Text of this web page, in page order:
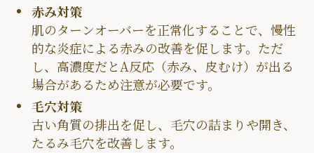
赤み対策
肌のターンオーバーを正常化することで、慢性
的な炎症による赤みの改善を促します。ただ
し、高濃度だとA反応（赤み、皮むけ）が出る
場合があるため注意が必要です。
毛穴対策
古い角質の排出を促し、毛穴の詰まりや開き、
たるみ毛穴を改善します。